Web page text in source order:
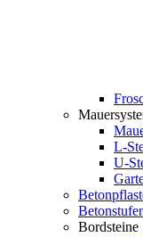
L-
U-
Bordsteine